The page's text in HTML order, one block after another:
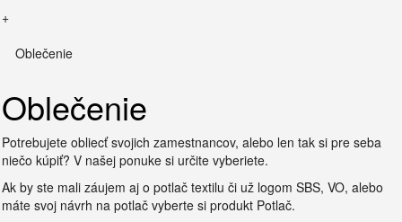
+
Oblečenie
Oblečenie
Potrebujete obliecť svojich zamestnancov, alebo len tak si pre seba
niečo kúpiť? V našej ponuke si určite vyberiete.
Ak by ste mali záujem aj o potlač textilu či už logom SBS, VO, alebo
máte svoj návrh na potlač vyberte si produkt Potlač.